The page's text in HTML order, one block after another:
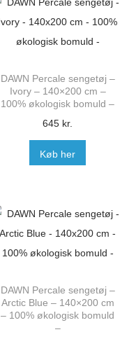
DAWN Percale sengetøj –
Ivory – 140×200 cm –
100% økologisk bomuld –
645 kr.
Køb her
DAWN Percale sengetøj –
Arctic Blue – 140×200 cm
– 100% økologisk bomuld
–